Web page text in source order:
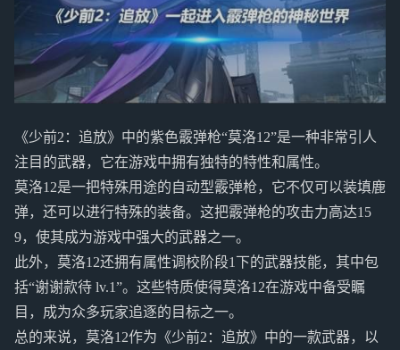
《少前2：追放》中的紫色霰弹枪“莫洛12”是一种非常引人
注目的武器，它在游戏中拥有独特的特性和属性。
莫洛12是一把特殊用途的自动型霰弹枪，它不仅可以装填鹿
弹，还可以进行特殊的装备。这把霰弹枪的攻击力高达15
9，使其成为游戏中强大的武器之一。
此外，莫洛12还拥有属性调校阶段1下的武器技能，其中包
括“谢谢款待 lv.1”。这些特质使得莫洛12在游戏中备受瞩
目，成为众多玩家追逐的目标之一。
总的来说，莫洛12作为《少前2：追放》中的一款武器，以